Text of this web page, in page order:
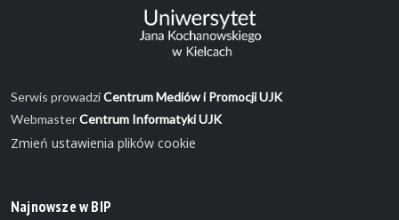
Serwis prowadziCentrum Mediów i Promocji UJK
WebmasterCentrum Informatyki UJK
Zmień ustawienia plików cookie
Najnowsze w BIP